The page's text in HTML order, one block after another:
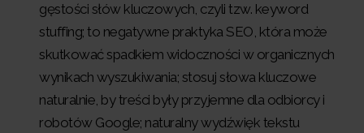
gęstości słów kluczowych, czyli tzw. keyword
stuffing; to negatywne praktyka SEO, która może
skutkować spadkiem widoczności w organicznych
wynikach wyszukiwania; stosuj słowa kluczowe
naturalnie, by treści były przyjemne dla odbiorcy i
robotów Google; naturalny wydźwięk tekstu